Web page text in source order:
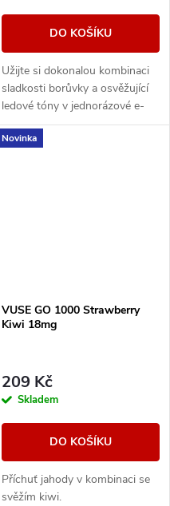
DO KOŠÍKU
Užijte si dokonalou kombinaci
sladkosti borůvky a osvěžující
ledové tóny v jednorázové e-
cigaretě SYX BAR Blueberry
Ice.
Novinka
VUSE GO 1000 Strawberry
Kiwi 18mg
209 Kč
Skladem
DO KOŠÍKU
Příchuť jahody v kombinaci se
svěžím kiwi.